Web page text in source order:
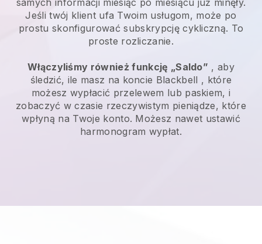
samych informacji miesiąc po miesiącu już minęły.
Jeśli twój klient ufa Twoim usługom, może po
prostu skonfigurować subskrypcję cykliczną. To
proste rozliczanie.
Włączyliśmy również funkcję „Saldo” , aby
śledzić, ile masz na koncie Blackbell , które
możesz wypłacić przelewem lub paskiem, i
zobaczyć w czasie rzeczywistym pieniądze, które
wpłyną na Twoje konto. Możesz nawet ustawić
harmonogram wypłat.